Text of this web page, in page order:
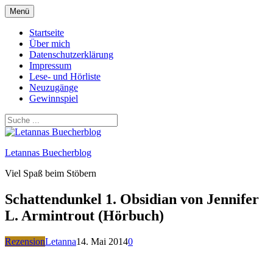
Zum
Inhalt
springen
Menü
Startseite
Über mich
Datenschutzerklärung
Impressum
Lese- und Hörliste
Neuzugänge
Gewinnspiel
Letannas Buecherblog
Viel Spaß beim Stöbern
Schattendunkel 1. Obsidian von Jennifer
L. Armintrout (Hörbuch)
RezensionLetanna14. Mai 20140